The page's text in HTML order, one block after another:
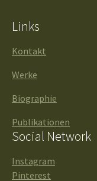
Links
Kontakt
Werke
Biographie
Publikationen
Social Network
Instagram
Pinterest